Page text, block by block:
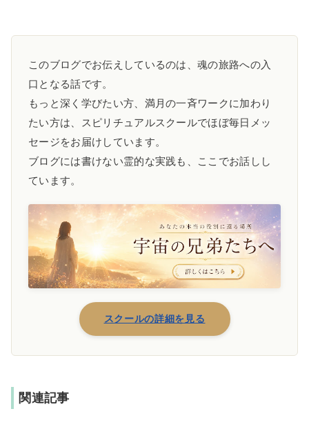
このブログでお伝えしているのは、魂の旅路への入
口となる話です。
もっと深く学びたい方、満月の一斉ワークに加わり
たい方は、スピリチュアルスクールでほぼ毎日メッ
セージをお届けしています。
ブログには書けない霊的な実践も、ここでお話しし
ています。
スクールの詳細を見る
関連記事